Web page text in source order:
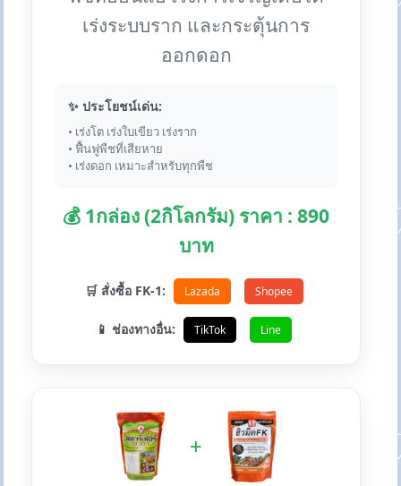
เร่งระบบราก และกระตุ้นการ
ออกดอก
✨ ประโยชน์เด่น:
• เร่งโต เร่งใบเขียว เร่งราก
• ฟื้นฟูพืชที่เสียหาย
• เร่งดอก เหมาะสำหรับทุกพืช
💰 1กล่อง (2กิโลกรัม) ราคา : 890
บาท
🛒 สั่งซื้อ FK-1: Lazada Shopee
📱 ช่องทางอื่น: TikTok Line
+